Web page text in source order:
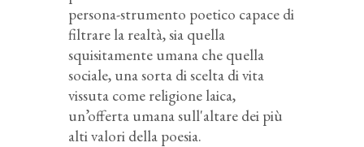
persona-strumento poetico capace di
filtrare la realtà, sia quella
squisitamente umana che quella
sociale, una sorta di scelta di vita
vissuta come religione laica,
un’offerta umana sull'altare dei più
alti valori della poesia.